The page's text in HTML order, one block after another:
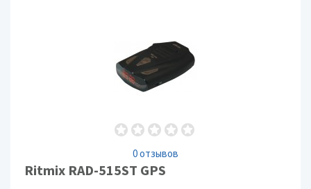
0 отзывов
Ritmix RAD-515ST GPS